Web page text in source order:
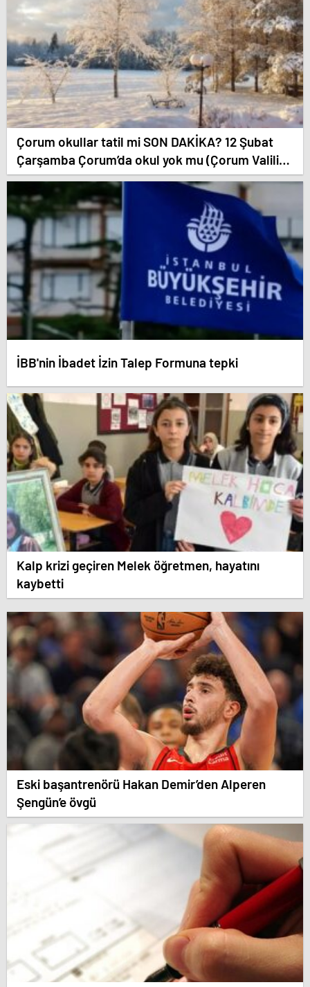
Çorum okullar tatil mi SON DAKİKA? 12 Şubat
Çarşamba Çorum’da okul yok mu (Çorum Valiliği
Açıklaması – KAR TATİLİ)?
İBB'nin İbadet İzin Talep Formuna tepki
Kalp krizi geçiren Melek öğretmen, hayatını
kaybetti
Eski başantrenörü Hakan Demir’den Alperen
Şengün’e övgü